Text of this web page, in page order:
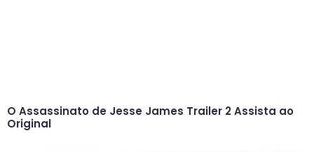
O Assassinato de Jesse James Trailer 2 Assista ao
Original